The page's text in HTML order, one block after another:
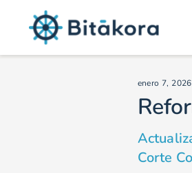
contenido
enero 7, 2026
Corte